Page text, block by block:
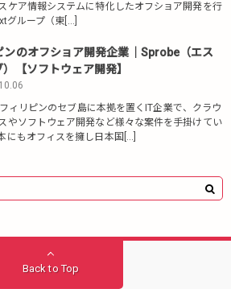
ケア情報システムに特化したオフショア開発を行
グループ（東[…]
ンのオフショア開発企業｜Sprobe（エス
）【ソフトウェア開発】
ィリピンのセブ島に本拠を置くIT企業で、クラウ
やソフトウェア開発など様々な案件を手掛けてい
にもオフィスを擁し日本国[…]
Back to Top